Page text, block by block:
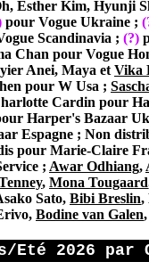
Esther Kim, Hyunji
pour Vogue Ukraine ;
Scandinavia ; (?)
Chan pour Vogue
Anei, Maya et Vika
pour W Usa ;
Cardin pour
Harper's Bazaar
Espagne ; Non
pour Marie-Claire
; Awar Odhiang,
, Mona Tougaard
Sato, Bibi Breslin,
Bodine van Galen,
Eté 2026 par